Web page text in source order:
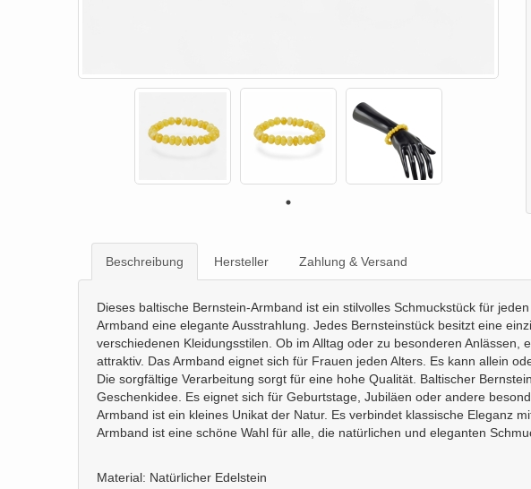
Beschreibung Hersteller Zahlung & Versand
Dieses baltische Bernstein-Armband ist ein stilvolles Schmuckstück für
Armband eine elegante Ausstrahlung. Jedes Bernsteinstück besitzt eine
verschiedenen Kleidungsstilen. Ob im Alltag oder zu besonderen
attraktiv. Das Armband eignet sich für Frauen jeden Alters. Es kann allein
Die sorgfältige Verarbeitung sorgt für eine hohe Qualität. Baltischer
Geschenkidee. Es eignet sich für Geburtstage, Jubiläen oder andere
Armband ist ein kleines Unikat der Natur. Es verbindet klassische Eleganz
Armband ist eine schöne Wahl für alle, die natürlichen und eleganten
Material: Natürlicher Edelstein